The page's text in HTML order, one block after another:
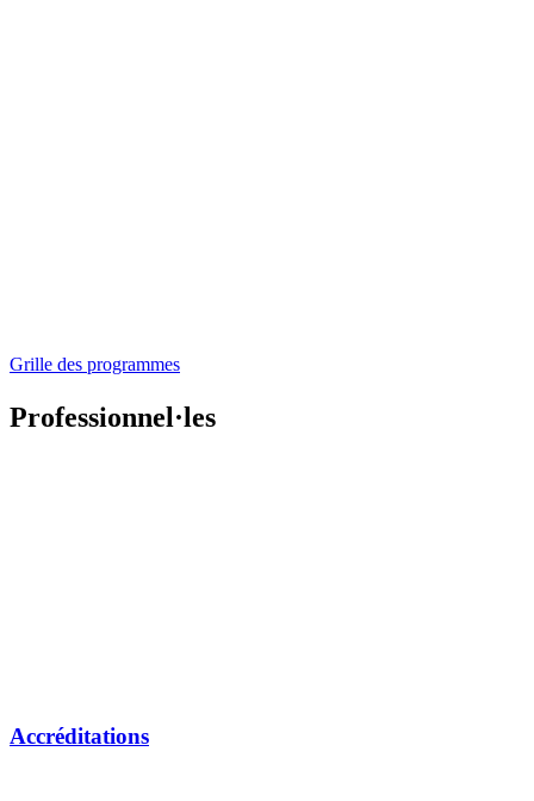
Grille des programmes
Professionnel·les
Accréditations